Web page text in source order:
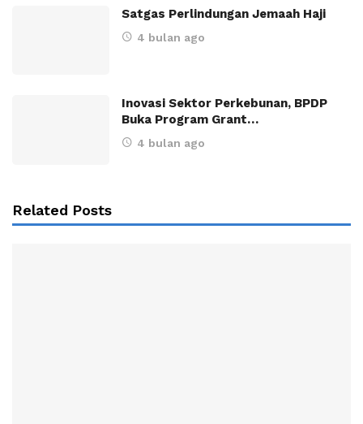
Satgas Perlindungan Jemaah Haji
4 bulan ago
Inovasi Sektor Perkebunan, BPDP
Buka Program Grant…
4 bulan ago
Related Posts